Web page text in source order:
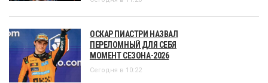
ОСКАР ПИАСТРИ НАЗВАЛ
ПЕРЕЛОМНЫЙ ДЛЯ СЕБЯ
МОМЕНТ СЕЗОНА-2026
Сегодня в 10:22